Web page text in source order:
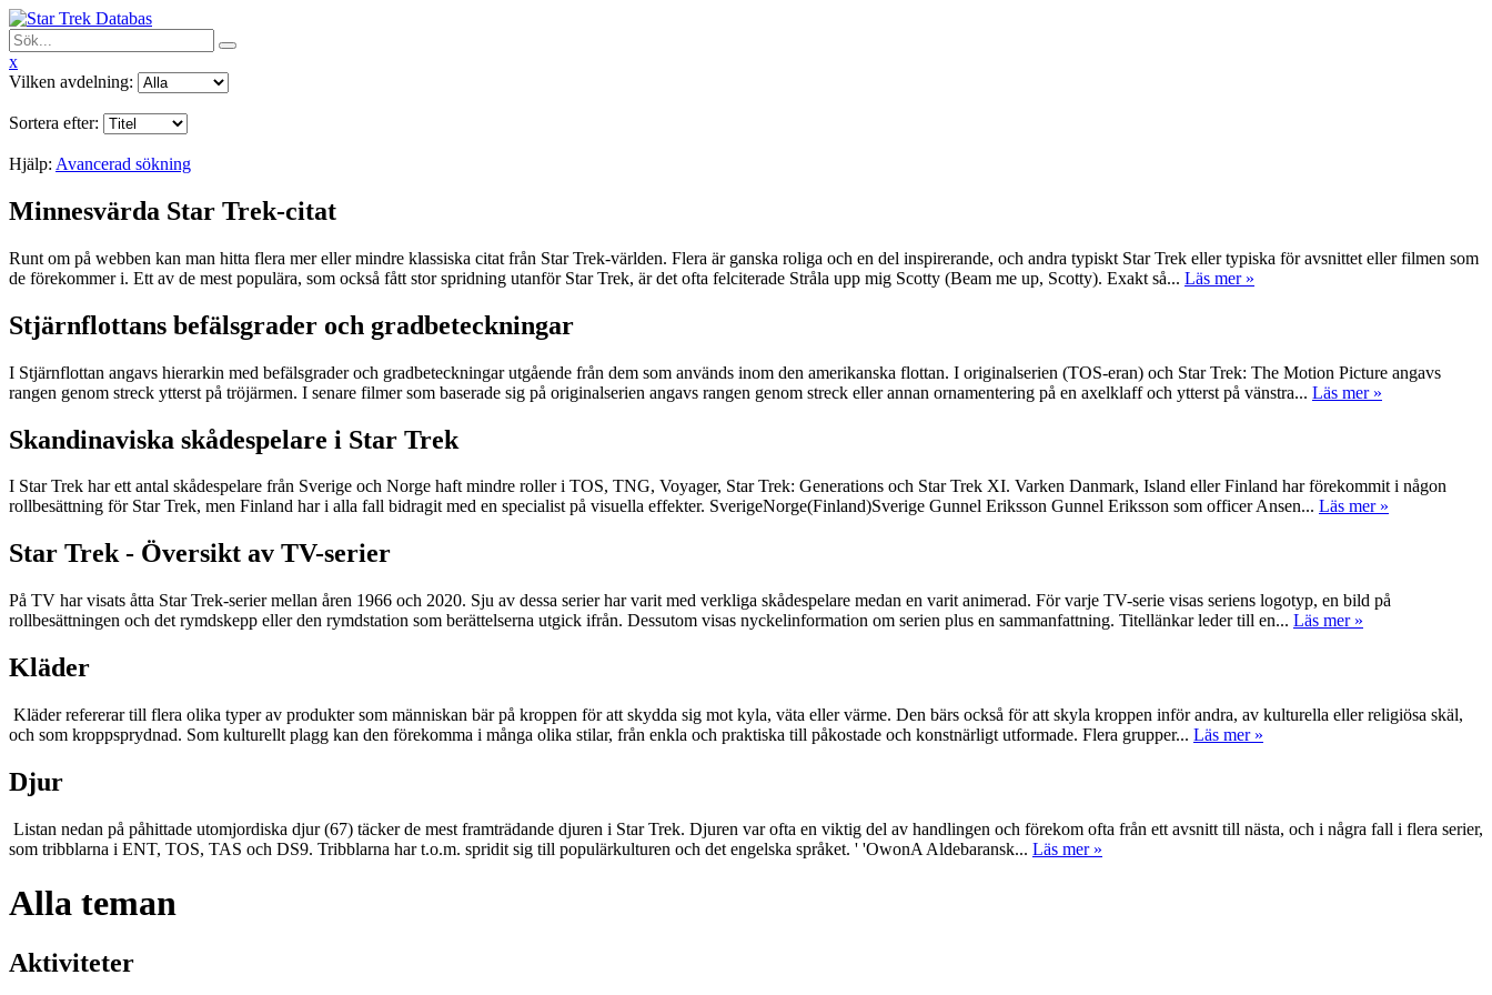
x
Vilken avdelning:
Sortera efter:
Hjälp: Avancerad sökning
Minnesvärda Star Trek-citat
Runt om på webben kan man hitta flera mer eller mindre klassiska citat från Star Trek-världen. Flera är ganska roliga och en del inspirerande, och andra typiskt Star Trek eller typiska för avsnittet eller filmen som
de förekommer i. Ett av de mest populära, som också fått stor spridning utanför Star Trek, är det ofta felciterade Stråla upp mig Scotty (Beam me up, Scotty). Exakt så... Läs mer »
Stjärnflottans befälsgrader och gradbeteckningar
I Stjärnflottan angavs hierarkin med befälsgrader och gradbeteckningar utgående från dem som används inom den amerikanska flottan. I originalserien (TOS-eran) och Star Trek: The Motion Picture angavs
rangen genom streck ytterst på tröjärmen. I senare filmer som baserade sig på originalserien angavs rangen genom streck eller annan ornamentering på en axelklaff och ytterst på vänstra... Läs mer »
Skandinaviska skådespelare i Star Trek
I Star Trek har ett antal skådespelare från Sverige och Norge haft mindre roller i TOS, TNG, Voyager, Star Trek: Generations och Star Trek XI. Varken Danmark, Island eller Finland har förekommit i någon
rollbesättning för Star Trek, men Finland har i alla fall bidragit med en specialist på visuella effekter. SverigeNorge(Finland)Sverige Gunnel Eriksson Gunnel Eriksson som officer Ansen... Läs mer »
Star Trek - Översikt av TV-serier
På TV har visats åtta Star Trek-serier mellan åren 1966 och 2020. Sju av dessa serier har varit med verkliga skådespelare medan en varit animerad. För varje TV-serie visas seriens logotyp, en bild på
rollbesättningen och det rymdskepp eller den rymdstation som berättelserna utgick ifrån. Dessutom visas nyckelinformation om serien plus en sammanfattning. Titellänkar leder till en... Läs mer »
Kläder
Kläder refererar till flera olika typer av produkter som människan bär på kroppen för att skydda sig mot kyla, väta eller värme. Den bärs också för att skyla kroppen inför andra, av kulturella eller religiösa skäl,
och som kroppsprydnad. Som kulturellt plagg kan den förekomma i många olika stilar, från enkla och praktiska till påkostade och konstnärligt utformade. Flera grupper... Läs mer »
Djur
Listan nedan på påhittade utomjordiska djur (67) täcker de mest framträdande djuren i Star Trek. Djuren var ofta en viktig del av handlingen och förekom ofta från ett avsnitt till nästa, och i några fall i flera serier,
som tribblarna i ENT, TOS, TAS och DS9. Tribblarna har t.o.m. spridit sig till populärkulturen och det engelska språket. ' 'OwonA Aldebaransk... Läs mer »
Alla teman
Aktiviteter